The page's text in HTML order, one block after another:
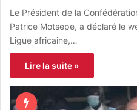
Le Président de la
Patrice Motsepe, a déclaré le
Ligue africaine,…
Lire la suite »